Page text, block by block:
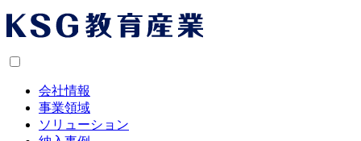
会社情報
事業領域
ソリューション